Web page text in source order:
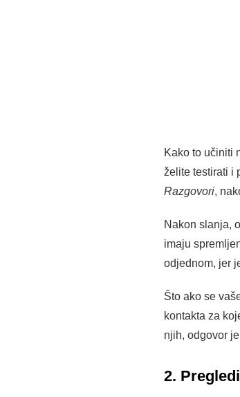
Kako to učiniti
želite testirati i
Razgovori,
Nakon slanja,
imaju
odjednom, jer
Što ako se
kontakta za
njih, odgovor
2.